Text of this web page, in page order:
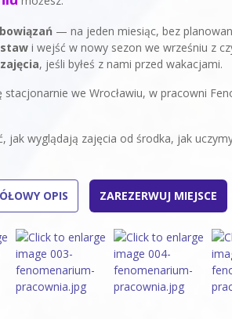
— na jeden miesiąc, bez
i wejść w nowy sezon we wrześniu z
, jeśli byłeś z nami przed wakacjami.
stacjonarnie we Wrocławiu, w pracowni
jak wyglądają zajęcia od środka, jak
OPIS ZAREZERWUJ MIEJSCE